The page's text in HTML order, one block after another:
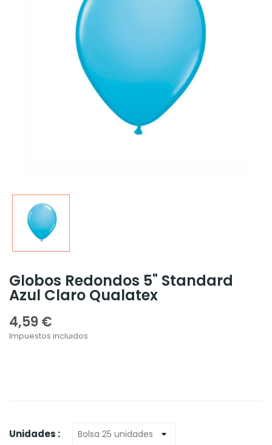
Globos Redondos 5" Standard
Azul Claro Qualatex
4,59 €
Impuestos incluidos
Unidades :